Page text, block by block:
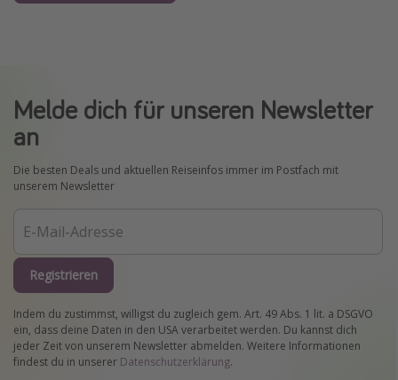
Melde dich für unseren Newsletter
an
Die besten Deals und aktuellen Reiseinfos immer im Postfach mit
unserem Newsletter
Registrieren
Indem du zustimmst, willigst du zugleich gem. Art. 49 Abs. 1 lit. a DSGVO
ein, dass deine Daten in den USA verarbeitet werden. Du kannst dich
jeder Zeit von unserem Newsletter abmelden. Weitere Informationen
findest du in unserer Datenschutzerklärung.